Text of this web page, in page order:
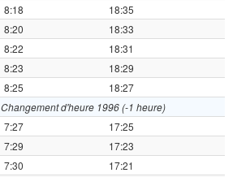
8:18
18:35
8:20
18:33
8:22
18:31
8:23
18:29
8:25
18:27
Changement d'heure 1996 (-1 heure)
7:27
17:25
7:29
17:23
7:30
17:21